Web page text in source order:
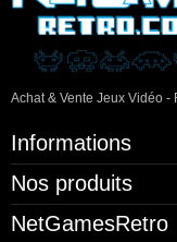
Achat & Vente Jeux Vidéo
Informations
Nos produits
NetGamesRetro